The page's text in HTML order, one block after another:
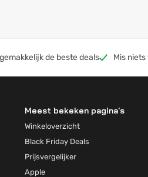
de beste deals Mis
Meest bekeken pagina's
Winkeloverzicht
Black Friday Deals
Prijsvergelijker
Apple